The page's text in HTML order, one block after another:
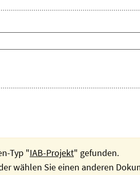
Typ "IAB-Projekt" gefunden.
wählen Sie einen anderen